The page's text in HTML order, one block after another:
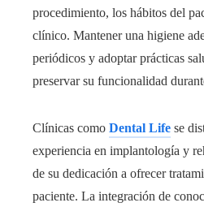
procedimiento, los hábitos del
clínico. Mantener una higiene
periódicos y adoptar prácticas
preservar su funcionalidad
Clínicas como Dental Life se
experiencia en implantología y
de su dedicación a ofrecer
paciente. La integración de